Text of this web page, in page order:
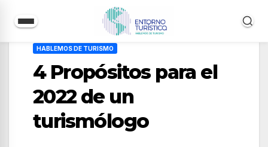
contenido
HABLEMOS DE TURISMO
4 Propósitos para el
2022 de un
turismólogo